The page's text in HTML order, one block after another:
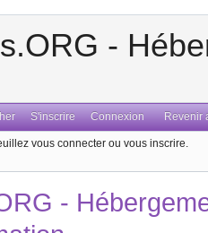
-
S'inscrire Connexion Revenir
vous connecter ou vous inscrire.
-